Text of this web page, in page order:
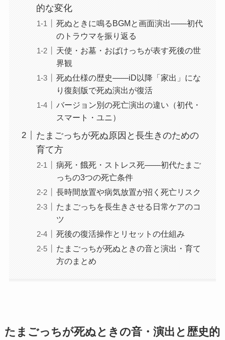
的な変化
死ぬときに鳴るBGMと画面演出——初代
のトラウマを振り返る
天使・お墓・おばけっちが表す死後の世
界観
死ぬ仕様の歴史——iD以降「家出」にな
り復刻版で死ぬ演出が復活
バージョン別の死亡演出の違い（初代・
スマート・ユニ）
たまごっちが死ぬ原因と長生きのための
育て方
病死・餓死・ストレス死——初代たまご
っちの3つの死亡条件
長時間放置や病気放置が招く死亡リスク
たまごっちを長生きさせる日常ケアのコ
ツ
死後の復活操作とリセットの仕組み
たまごっちが死ぬときの音と演出・育て
方のまとめ
たまごっちが死ぬときの音・演出と歴史的